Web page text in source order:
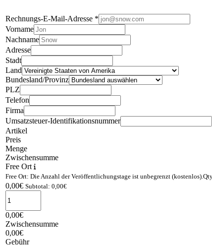
Rechnungs-E-Mail-Adresse *
Vorname
Nachname
Adresse
Stadt
Land
Bundesland/Provinz
PLZ
Telefon
Firma
Umsatzsteuer-Identifikationsnummer
Artikel
Preis
Menge
Zwischensumme
Free Ort
Free Ort: Die Anzahl der Veröffentlichungstage ist unbegrenzt (kostenlos).
0,00€ Subtotal: 0,00€
0,00€
Zwischensumme
0,00€
Gebühr